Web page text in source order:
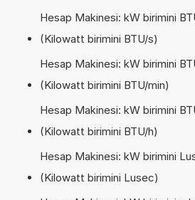
Hesap Makinesi: kW birimini
(Kilowatt birimini BTU/s)
Hesap Makinesi: kW birimini
(Kilowatt birimini BTU/min)
Hesap Makinesi: kW birimini
(Kilowatt birimini BTU/h)
Hesap Makinesi: kW birimini
(Kilowatt birimini Lusec)